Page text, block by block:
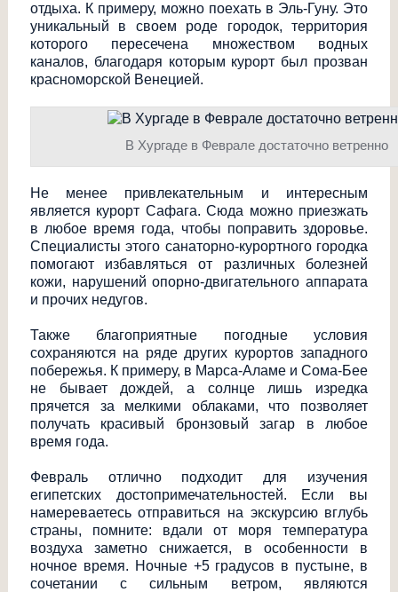
отдыха. К примеру, можно поехать в Эль-Гуну. Это
уникальный в своем роде городок, территория
которого пересечена множеством водных
каналов, благодаря которым курорт был прозван
красноморской Венецией.
В Хургаде в Феврале достаточно ветренно
Не менее привлекательным и интересным
является курорт Сафага. Сюда можно приезжать
в любое время года, чтобы поправить здоровье.
Специалисты этого санаторно-курортного городка
помогают избавляться от различных болезней
кожи, нарушений опорно-двигательного аппарата
и прочих недугов.
Также благоприятные погодные условия
сохраняются на ряде других курортов западного
побережья. К примеру, в Марса-Аламе и Сома-Бее
не бывает дождей, а солнце лишь изредка
прячется за мелкими облаками, что позволяет
получать красивый бронзовый загар в любое
время года.
Февраль отлично подходит для изучения
египетских достопримечательностей. Если вы
намереваетесь отправиться на экскурсию вглубь
страны, помните: вдали от моря температура
воздуха заметно снижается, в особенности в
ночное время. Ночные +5 градусов в пустыне, в
сочетании с сильным ветром, являются